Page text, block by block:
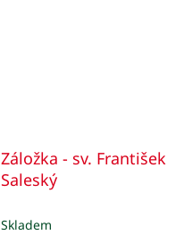
Záložka - sv. František
Saleský
Skladem